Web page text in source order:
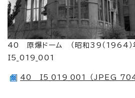
40 原爆ドーム （昭和39（1964
I5_019_001
40 I5_019_001 （JPEG